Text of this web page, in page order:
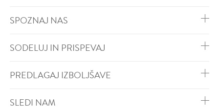
SPOZNAJ NAS
SODELUJ IN PRISPEVAJ
PREDLAGAJ IZBOLJŠAVE
SLEDI NAM